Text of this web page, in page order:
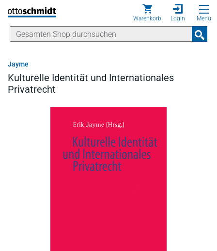
Direkt zum Inhalt
Warenkorb Login Menü
Jayme
Kulturelle Identität und Internationales
Privatrecht